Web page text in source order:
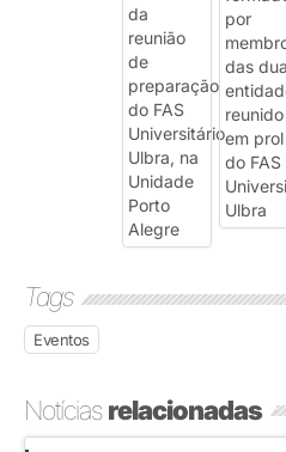
Tags
Eventos
Notíciasrelacionadas